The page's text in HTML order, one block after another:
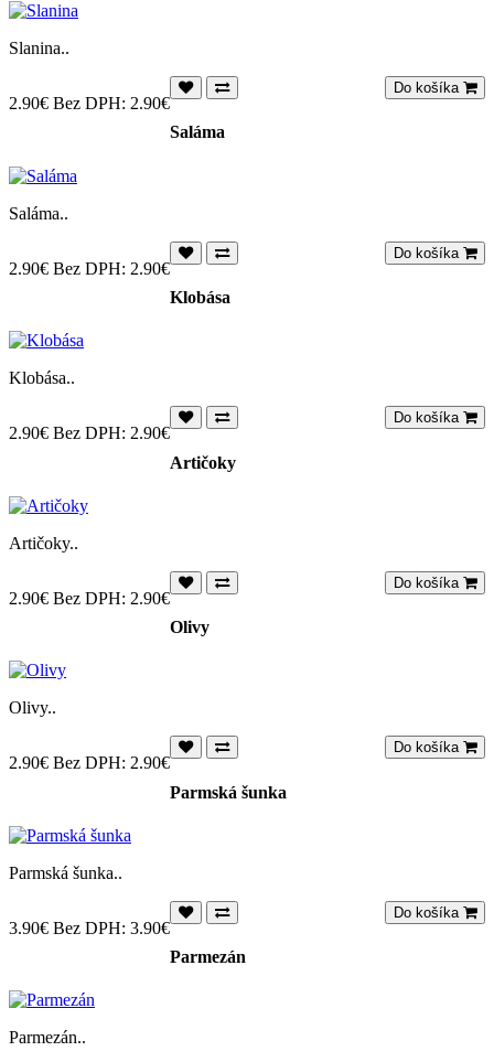
Slanina..
2.90€ Bez DPH: 2.90€
Do košíka
Saláma
Saláma..
2.90€ Bez DPH: 2.90€
Do košíka
Klobása
Klobása..
2.90€ Bez DPH: 2.90€
Do košíka
Artičoky
Artičoky..
2.90€ Bez DPH: 2.90€
Do košíka
Olivy
Olivy..
2.90€ Bez DPH: 2.90€
Do košíka
Parmská šunka
Parmská šunka..
3.90€ Bez DPH: 3.90€
Do košíka
Parmezán
Parmezán..